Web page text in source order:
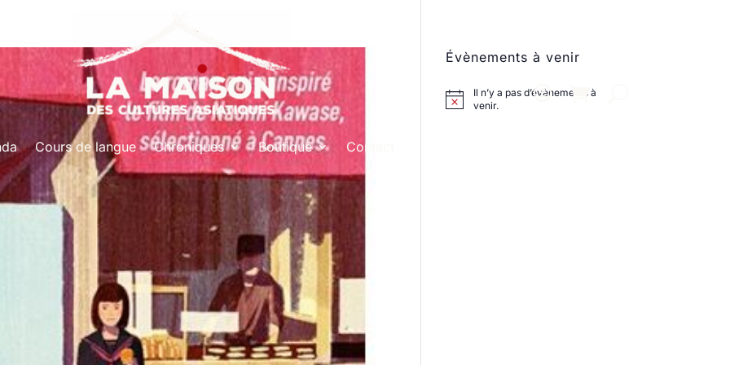
Cours de langue Chroniques Boutique Contact
Évènements à venir
Il n’y a pas d’évènements à
venir.